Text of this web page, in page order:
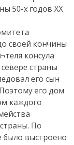
50-х годов ХХ
своей кончины
консула
страны
его сын
его дом
каждого
По
было выстроено